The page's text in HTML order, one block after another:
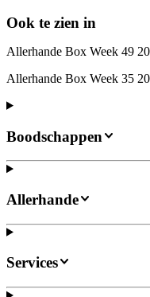
Ook te zien in
Allerhande Box Week 49
Allerhande Box Week 35
Boodschappen
Allerhande
Services